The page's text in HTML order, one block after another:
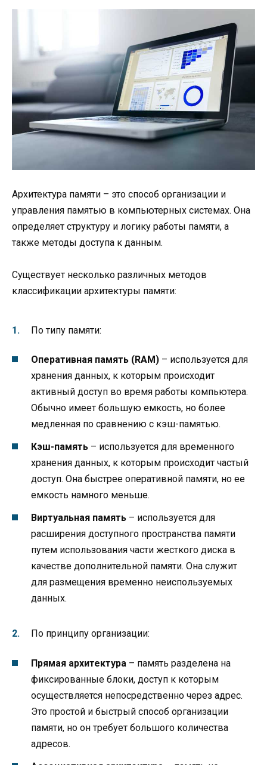
Архитектура памяти – это способ организации и
управления памятью в компьютерных системах. Она
определяет структуру и логику работы памяти, а
также методы доступа к данным.
Существует несколько различных методов
классификации архитектуры памяти:
По типу памяти:
Оперативная память (RAM) – используется для
хранения данных, к которым происходит
активный доступ во время работы компьютера.
Обычно имеет большую емкость, но более
медленная по сравнению с кэш-памятью.
Кэш-память – используется для временного
хранения данных, к которым происходит частый
доступ. Она быстрее оперативной памяти, но ее
емкость намного меньше.
Виртуальная память – используется для
расширения доступного пространства памяти
путем использования части жесткого диска в
качестве дополнительной памяти. Она служит
для размещения временно неиспользуемых
данных.
По принципу организации:
Прямая архитектура – память разделена на
фиксированные блоки, доступ к которым
осуществляется непосредственно через адрес.
Это простой и быстрый способ организации
памяти, но он требует большого количества
адресов.